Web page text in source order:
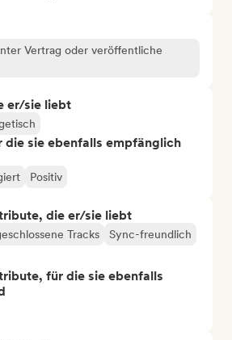
Vertrag oder veröffentliche
er/sie liebt
die sie ebenfalls empfänglich
Positiv
die er/sie liebt
Tracks
Sync-freundlich
für die sie ebenfalls